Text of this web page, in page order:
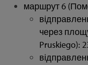
маршрут 6
через
Pruskiego):